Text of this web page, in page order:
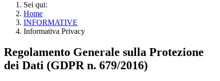
Sei qui:
Home
INFORMATIVE
Informativa Privacy
Regolamento Generale sulla Protezione
dei Dati (GDPR n. 679/2016)